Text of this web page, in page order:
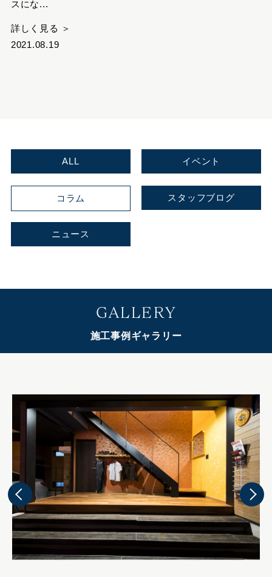
スにな...
詳しく見る ＞
2021.08.19
ALL イベント
コラム スタッフブログ
ニュース
GALLERY
施工事例ギャラリー